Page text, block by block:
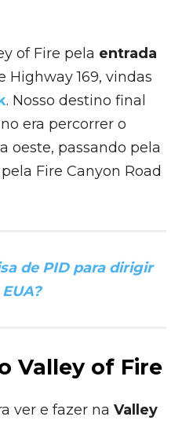
of Fire pela entrada
Highway 169, vindas
. Nosso destino final
era percorrer o
oeste, passando pela
Fire Canyon Road
de PID para dirigir
Valley of Fire
ver e fazer na Valley